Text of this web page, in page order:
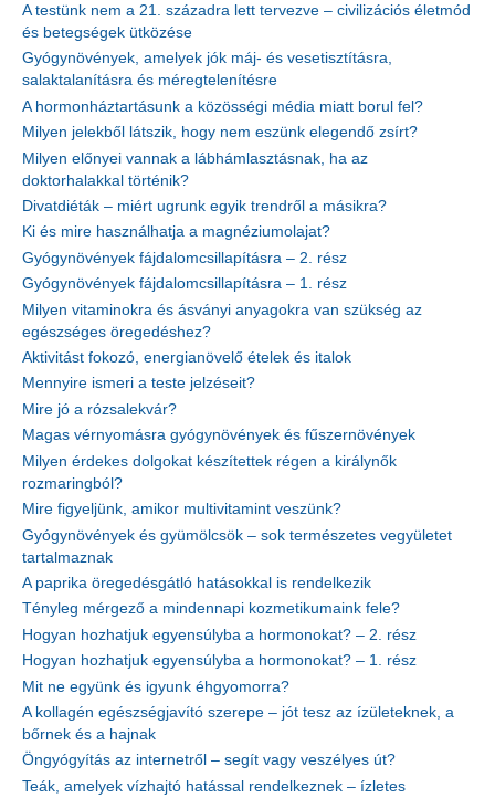
A testünk nem a 21. századra lett tervezve – civilizációs életmód
és betegségek ütközése
Gyógynövények, amelyek jók máj- és vesetisztításra,
salaktalanításra és méregtelenítésre
A hormonháztartásunk a közösségi média miatt borul fel?
Milyen jelekből látszik, hogy nem eszünk elegendő zsírt?
Milyen előnyei vannak a lábhámlasztásnak, ha az
doktorhalakkal történik?
Divatdiéták – miért ugrunk egyik trendről a másikra?
Ki és mire használhatja a magnéziumolajat?
Gyógynövények fájdalomcsillapításra – 2. rész
Gyógynövények fájdalomcsillapításra – 1. rész
Milyen vitaminokra és ásványi anyagokra van szükség az
egészséges öregedéshez?
Aktivitást fokozó, energianövelő ételek és italok
Mennyire ismeri a teste jelzéseit?
Mire jó a rózsalekvár?
Magas vérnyomásra gyógynövények és fűszernövények
Milyen érdekes dolgokat készítettek régen a királynők
rozmaringból?
Mire figyeljünk, amikor multivitamint veszünk?
Gyógynövények és gyümölcsök – sok természetes vegyületet
tartalmaznak
A paprika öregedésgátló hatásokkal is rendelkezik
Tényleg mérgező a mindennapi kozmetikumaink fele?
Hogyan hozhatjuk egyensúlyba a hormonokat? – 2. rész
Hogyan hozhatjuk egyensúlyba a hormonokat? – 1. rész
Mit ne együnk és igyunk éhgyomorra?
A kollagén egészségjavító szerepe – jót tesz az ízületeknek, a
bőrnek és a hajnak
Öngyógyítás az internetről – segít vagy veszélyes út?
Teák, amelyek vízhajtó hatással rendelkeznek – ízletes